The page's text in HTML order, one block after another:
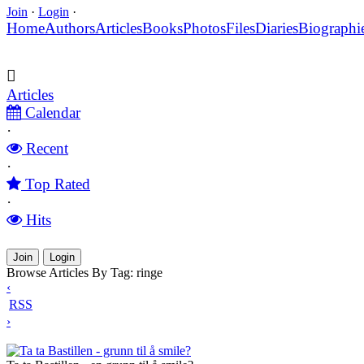
Join · Login ·
HomeAuthorsArticlesBooksPhotosFilesDiaries
Articles
Calendar
·
Recent
·
Top Rated
·
Hits
Join Login
Browse Articles By Tag: ringe
‹
RSS
›
Ta ta Bastillen - grunn til å smile?